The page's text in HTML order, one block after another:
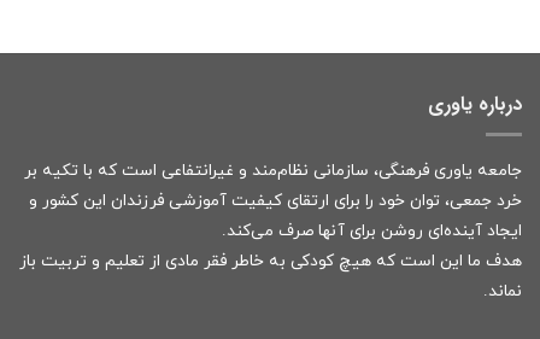
درباره یاوری
جامعه یاوری فرهنگی، سازمانی نظام‌مند و غیرانتفاعی است که با تکیه بر
خرد جمعی، توان خود را برای ارتقای کیفیت آموزشی فرزندان این کشور و
ایجاد آینده‌ای روشن برای آنها صرف می‌کند.
هدف ما این است که هیچ کودکی به خاطر فقر مادی از تعلیم و تربیت باز
نماند.